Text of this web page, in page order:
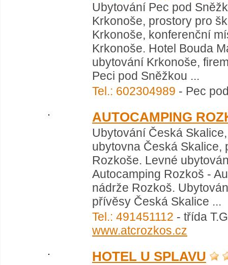
Ubytování Pec pod
Krkonoše, prostory pro
Krkonoše, konferenční
Krkonoše. Hotel Bouda
ubytování Krkonoše,
Peci pod Sněžkou ...
Tel.: 602304989 - Pec
AUTOCAMPING
Ubytování Česká
ubytovna Česká Skalice,
Rozkoše. Levné
Autocamping Rozkoš -
nádrže Rozkoš.
přívěsy Česká Skalice ...
Tel.: 491451112 - třída
www.atcrozkos.cz
HOTEL U SPLAVU